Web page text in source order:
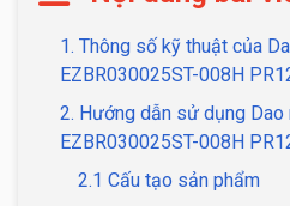
1. Thông số kỹ thuật của
EZBR030025ST-008H
2. Hướng dẫn sử dụng
EZBR030025ST-008H
2.1 Cấu tạo sản phẩm